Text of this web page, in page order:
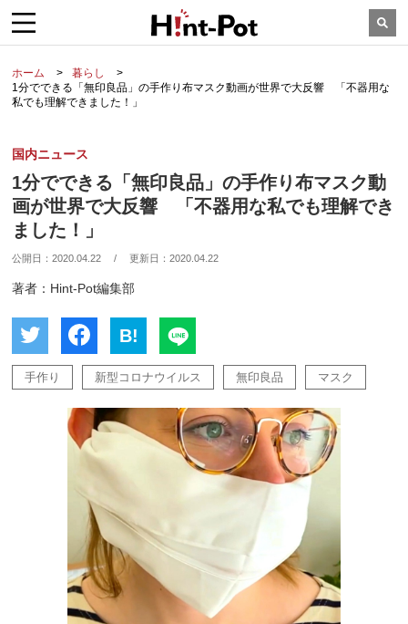
ホーム
暮らし
1分でできる「無印良品」の手作り布マスク動画が世界で大反響 「不器用な
私でも理解できました！」
国内ニュース
1分でできる「無印良品」の手作り布マスク動
画が世界で大反響 「不器用な私でも理解でき
ました！」
公開日：2020.04.22 / 更新日：2020.04.22
著者：Hint-Pot編集部
B!
手作り 新型コロナウイルス 無印良品 マスク